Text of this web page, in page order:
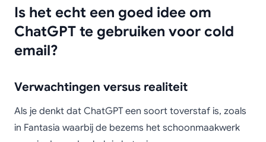
Is het echt een goed idee om
ChatGPT te gebruiken voor cold
email?
Verwachtingen versus realiteit
Als je denkt dat ChatGPT een soort toverstaf is, zoals
in Fantasia waarbij de bezems het schoonmaakwerk